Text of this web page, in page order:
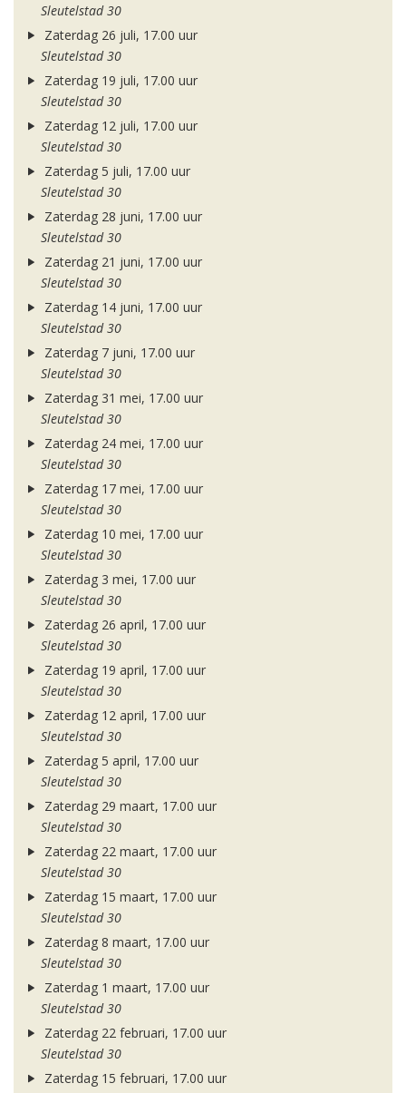
Sleutelstad 30
Zaterdag 26 juli, 17.00 uur
Sleutelstad 30
Zaterdag 19 juli, 17.00 uur
Sleutelstad 30
Zaterdag 12 juli, 17.00 uur
Sleutelstad 30
Zaterdag 5 juli, 17.00 uur
Sleutelstad 30
Zaterdag 28 juni, 17.00 uur
Sleutelstad 30
Zaterdag 21 juni, 17.00 uur
Sleutelstad 30
Zaterdag 14 juni, 17.00 uur
Sleutelstad 30
Zaterdag 7 juni, 17.00 uur
Sleutelstad 30
Zaterdag 31 mei, 17.00 uur
Sleutelstad 30
Zaterdag 24 mei, 17.00 uur
Sleutelstad 30
Zaterdag 17 mei, 17.00 uur
Sleutelstad 30
Zaterdag 10 mei, 17.00 uur
Sleutelstad 30
Zaterdag 3 mei, 17.00 uur
Sleutelstad 30
Zaterdag 26 april, 17.00 uur
Sleutelstad 30
Zaterdag 19 april, 17.00 uur
Sleutelstad 30
Zaterdag 12 april, 17.00 uur
Sleutelstad 30
Zaterdag 5 april, 17.00 uur
Sleutelstad 30
Zaterdag 29 maart, 17.00 uur
Sleutelstad 30
Zaterdag 22 maart, 17.00 uur
Sleutelstad 30
Zaterdag 15 maart, 17.00 uur
Sleutelstad 30
Zaterdag 8 maart, 17.00 uur
Sleutelstad 30
Zaterdag 1 maart, 17.00 uur
Sleutelstad 30
Zaterdag 22 februari, 17.00 uur
Sleutelstad 30
Zaterdag 15 februari, 17.00 uur